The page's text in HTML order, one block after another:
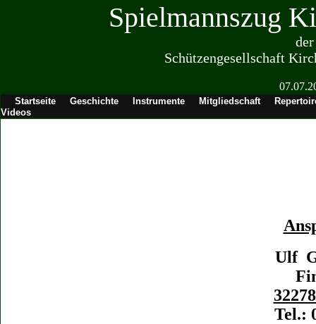
Spielmannszug
der
Schützengesellschaft
Startseite Geschichte Instrumente Mitgliedschaft
Videos
Ulf
Tel.: